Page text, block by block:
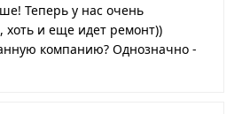
Теперь у нас очень
хоть и еще идет ремонт))
компанию? Однозначно -